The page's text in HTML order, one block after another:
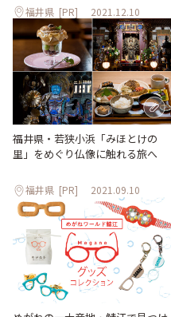
福井県 [PR] 2021.12.10
福井県・若狭小浜「みほとけの
里」をめぐり仏像に触れる旅へ
福井県 [PR] 2021.09.10